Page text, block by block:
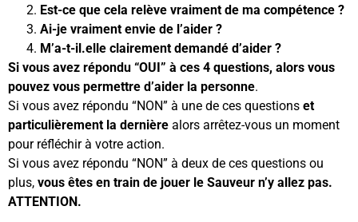
Est-ce que cela relève vraiment de ma compétence ?
Ai-je vraiment envie de l’aider ?
M’a-t-il.elle clairement demandé d’aider ?
Si vous avez répondu “OUI” à ces 4 questions, alors vous
pouvez vous permettre d’aider la personne.
Si vous avez répondu “NON” à une de ces questions et
particulièrement la dernière alors arrêtez-vous un moment
pour réfléchir à votre action.
Si vous avez répondu “NON” à deux de ces questions ou
plus, vous êtes en train de jouer le Sauveur n’y allez pas.
ATTENTION.